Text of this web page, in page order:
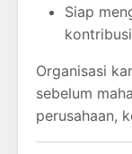
Siap
Organisasi
sebelum
perusahaan,